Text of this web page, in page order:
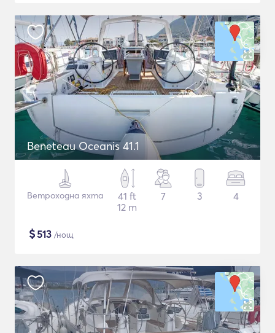
Beneteau Oceanis 41.1
Ветроходна яхта
41 ft
12 m
7 3 4
$513 /нощ